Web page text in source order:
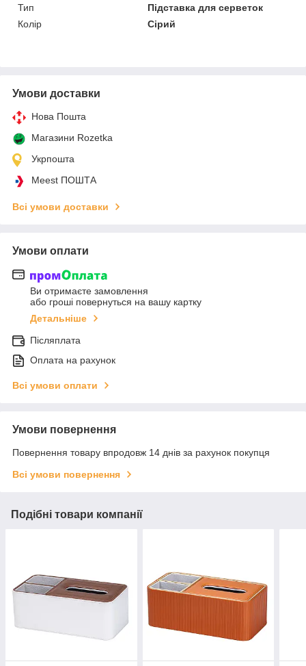
Тип
Підставка для серветок
Колір
Сірий
Умови доставки
Нова Пошта
Магазини Rozetka
Укрпошта
Meest ПОШТА
Всі умови доставки
Умови оплати
Ви отримаєте замовлення
або гроші повернуться на вашу картку
Детальніше
Післяплата
Оплата на рахунок
Всі умови оплати
Умови повернення
Повернення товару впродовж 14 днів за рахунок покупця
Всі умови повернення
Подібні товари компанії